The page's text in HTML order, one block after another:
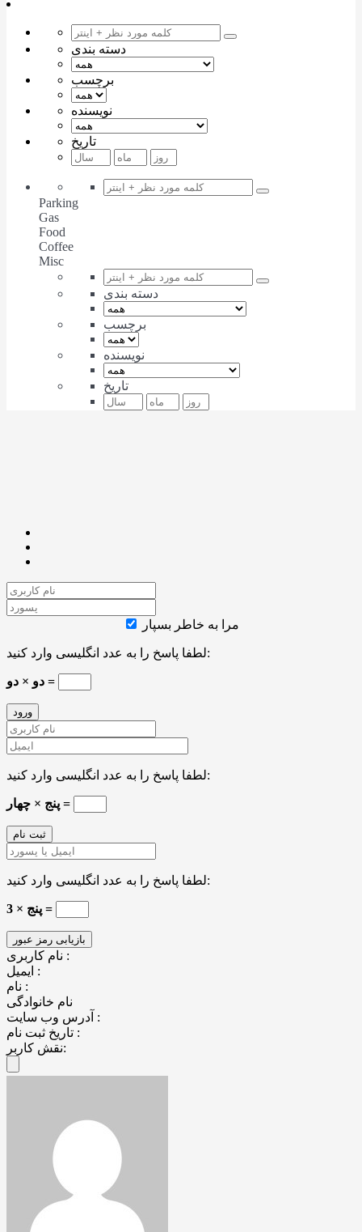
دسته بندی
برچسب
نویسنده
تاریخ
Parking
Gas
Food
Coffee
Misc
دسته بندی
برچسب
نویسنده
تاریخ
مرا به خاطر بسپار
لطفا پاسخ را به عدد انگلیسی وارد کنید:
دو × دو =
لطفا پاسخ را به عدد انگلیسی وارد کنید:
پنج × چهار =
لطفا پاسخ را به عدد انگلیسی وارد کنید:
پنج × 3 =
نام کاربری :
ایمیل :
نام :
نام خانوادگی
آدرس وب سایت :
تاریخ ثبت نام :
نقش کاربر: